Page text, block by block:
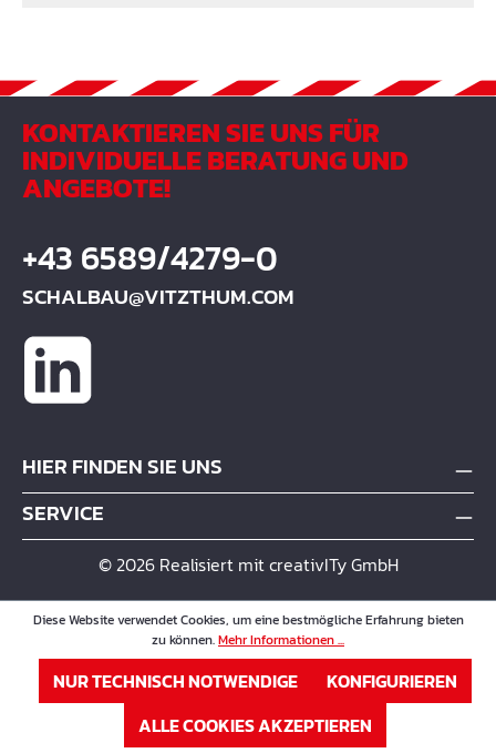
KONTAKTIEREN SIE UNS FÜR
INDIVIDUELLE BERATUNG UND
ANGEBOTE!
+43 6589/4279-0
SCHALBAU@VITZTHUM.COM
HIER FINDEN SIE UNS
SERVICE
© 2026 Realisiert mit creativITy GmbH
Diese Website verwendet Cookies, um eine bestmögliche Erfahrung bieten
zu können.Mehr Informationen ...
NUR TECHNISCH NOTWENDIGE
KONFIGURIEREN
ALLE COOKIES AKZEPTIEREN